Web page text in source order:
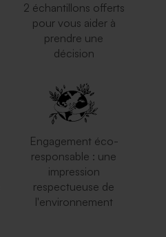
2 échantillons offerts
pour vous aider à
prendre une
décision
Engagement éco-
responsable : une
impression
respectueuse de
l'environnement